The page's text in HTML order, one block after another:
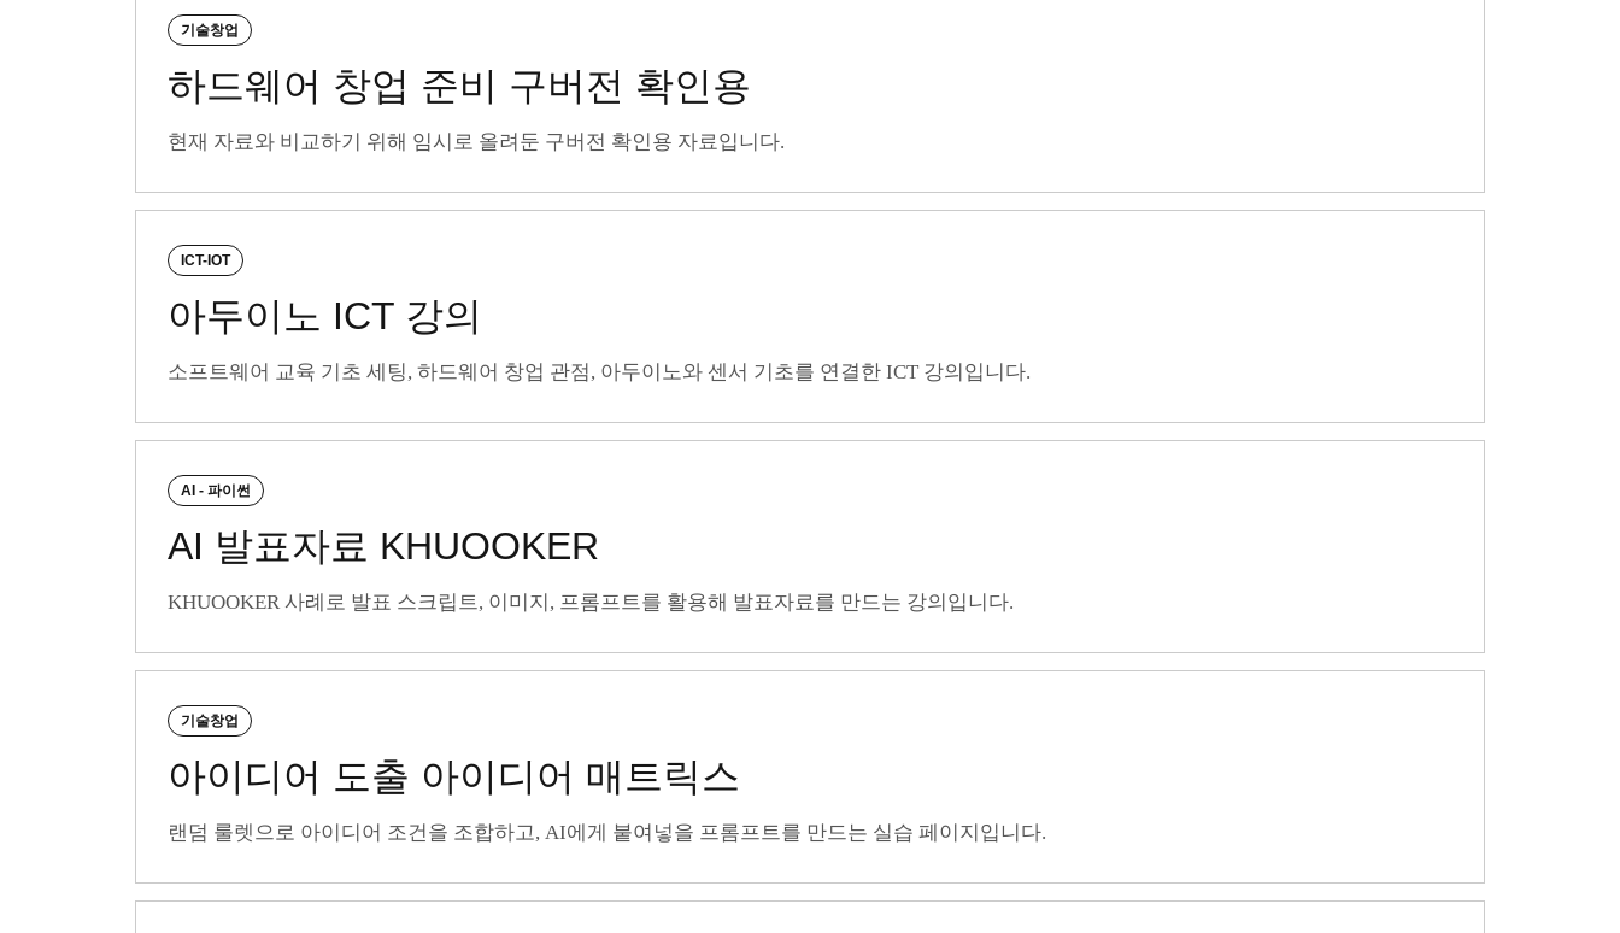
기술창업
하드웨어 창업 준비 구버전 확인용
현재 자료와 비교하기 위해 임시로 올려둔 구버전 확인용 자료입니다.
ICT-IOT
아두이노 ICT 강의
소프트웨어 교육 기초 세팅, 하드웨어 창업 관점, 아두이노와 센서 기초를 연결한 ICT 강의입니다.
AI - 파이썬
AI 발표자료 KHUOOKER
KHUOOKER 사례로 발표 스크립트, 이미지, 프롬프트를 활용해 발표자료를 만드는 강의입니다.
기술창업
아이디어 도출 아이디어 매트릭스
랜덤 룰렛으로 아이디어 조건을 조합하고, AI에게 붙여넣을 프롬프트를 만드는 실습 페이지입니다.